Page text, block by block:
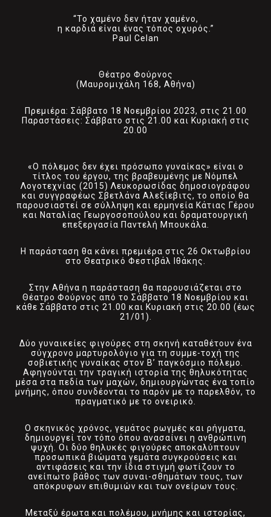
“Το χαμένο δεν ήταν χαμένο,
η καρδιά είναι ένας τόπος οχυρός.”
Paul Celan
Θέατρο Φούρνος
(Μαυρομιχάλη 168, Αθήνα)
Πρεμιέρα: Σάββατο 18 Νοεμβρίου 2023, στις 21.00
Παραστάσεις: Σάββατο στις 21.00 και Κυριακή στις
20.00
«Ο πόλεμος δεν έχει πρόσωπο γυναίκας» είναι ο
τίτλος του έργου, της βραβευμένης με Νόμπελ
Λογοτεχνίας (2015) Λευκορωσίδας δημοσιογράφου
και συγγραφέως Σβετλάνα Αλεξίεβιτς, το οποίο θα
παρουσιαστεί σε σύλληψη και ερμηνεία Κάτιας Γέρου
και Ναταλίας Γεωργοσοπούλου και δραματουργική
επεξεργασία Παντελή Μπουκάλα.
Η παράσταση θα κάνει πρεμιέρα στις 26 Οκτωβρίου
στο Θεατρικό Φεστιβάλ Ιθάκης.
Στην Αθήνα η παράσταση θα παρουσιάζεται στο
Θέατρο Φούρνος από το Σάββατο 18 Νοεμβρίου και
κάθε Σάββατο στις 21.00 και Κυριακή στις 20.00 (έως
21/01).
Δύο γυναικείες φιγούρες στη σκηνή καταθέτουν ένα
σύγχρονο μαρτυρολόγιο για τη συμμε-τοχή της
σοβιετικής γυναίκας στον Β’ παγκόσμιο πόλεμο.
Αφηγούνται την τραγική ιστορία της θηλυκότητας
μέσα στα πεδία των μαχών, δημιουργώντας ένα τοπίο
μνήμης, όπου συνδέονται το παρόν με το παρελθόν, το
πραγματικό με το ονειρικό.
Ο σκηνικός χρόνος, γεμάτος ρωγμές και ρήγματα,
δημιουργεί τον τόπο όπου ανασαίνει η ανθρώπινη
ψυχή. Οι δύο θηλυκές φιγούρες αποκαλύπτουν
προσωπικά βιώματα γεμάτα συγκρούσεις και
αντιφάσεις και την ίδια στιγμή φωτίζουν το
ανείπωτο βάθος των συναι-σθημάτων τους, των
απόκρυφων επιθυμιών και των ονείρων τους.
Μεταξύ έρωτα και πολέμου, μνήμης και ιστορίας,